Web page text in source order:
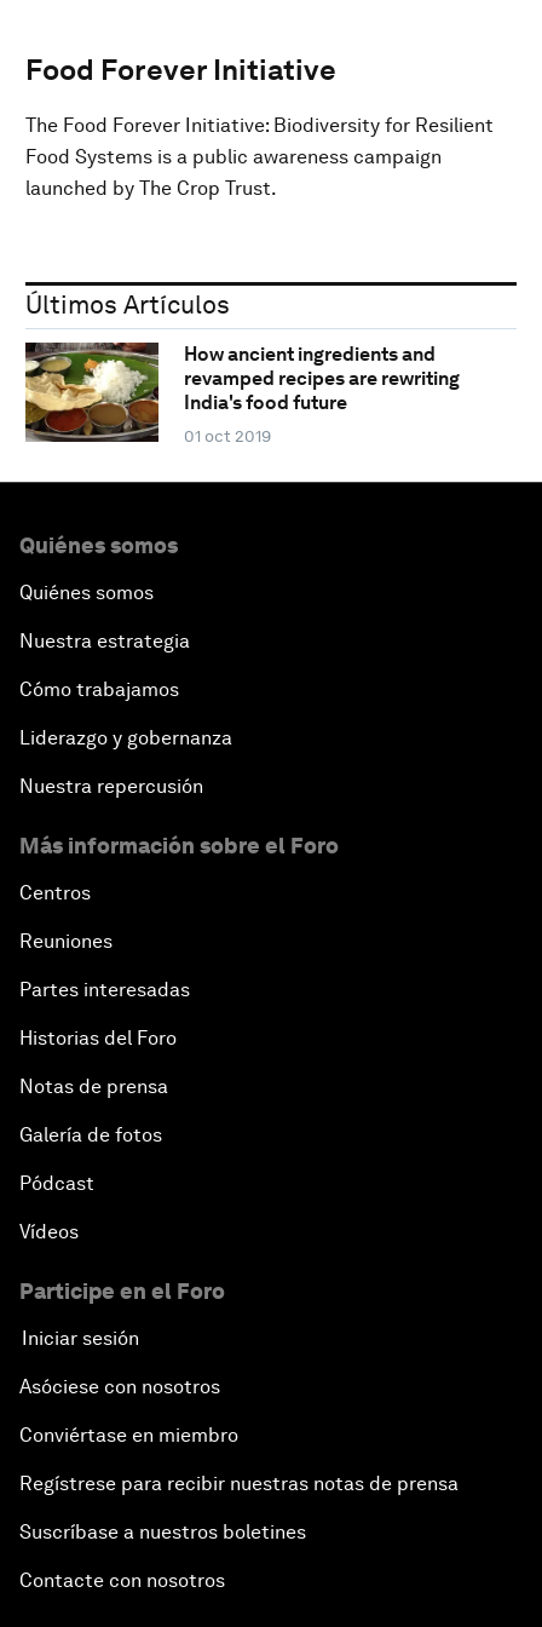
Food Forever Initiative
The Food Forever Initiative: Biodiversity for Resilient
Food Systems is a public awareness campaign
launched by The Crop Trust.
Últimos Artículos
How ancient ingredients and
revamped recipes are rewriting
India's food future
01 oct 2019
Quiénes somos
Quiénes somos
Nuestra estrategia
Cómo trabajamos
Liderazgo y gobernanza
Nuestra repercusión
Más información sobre el Foro
Centros
Reuniones
Partes interesadas
Historias del Foro
Notas de prensa
Galería de fotos
Pódcast
Vídeos
Participe en el Foro
Iniciar sesión
Asóciese con nosotros
Conviértase en miembro
Regístrese para recibir nuestras notas de prensa
Suscríbase a nuestros boletines
Contacte con nosotros